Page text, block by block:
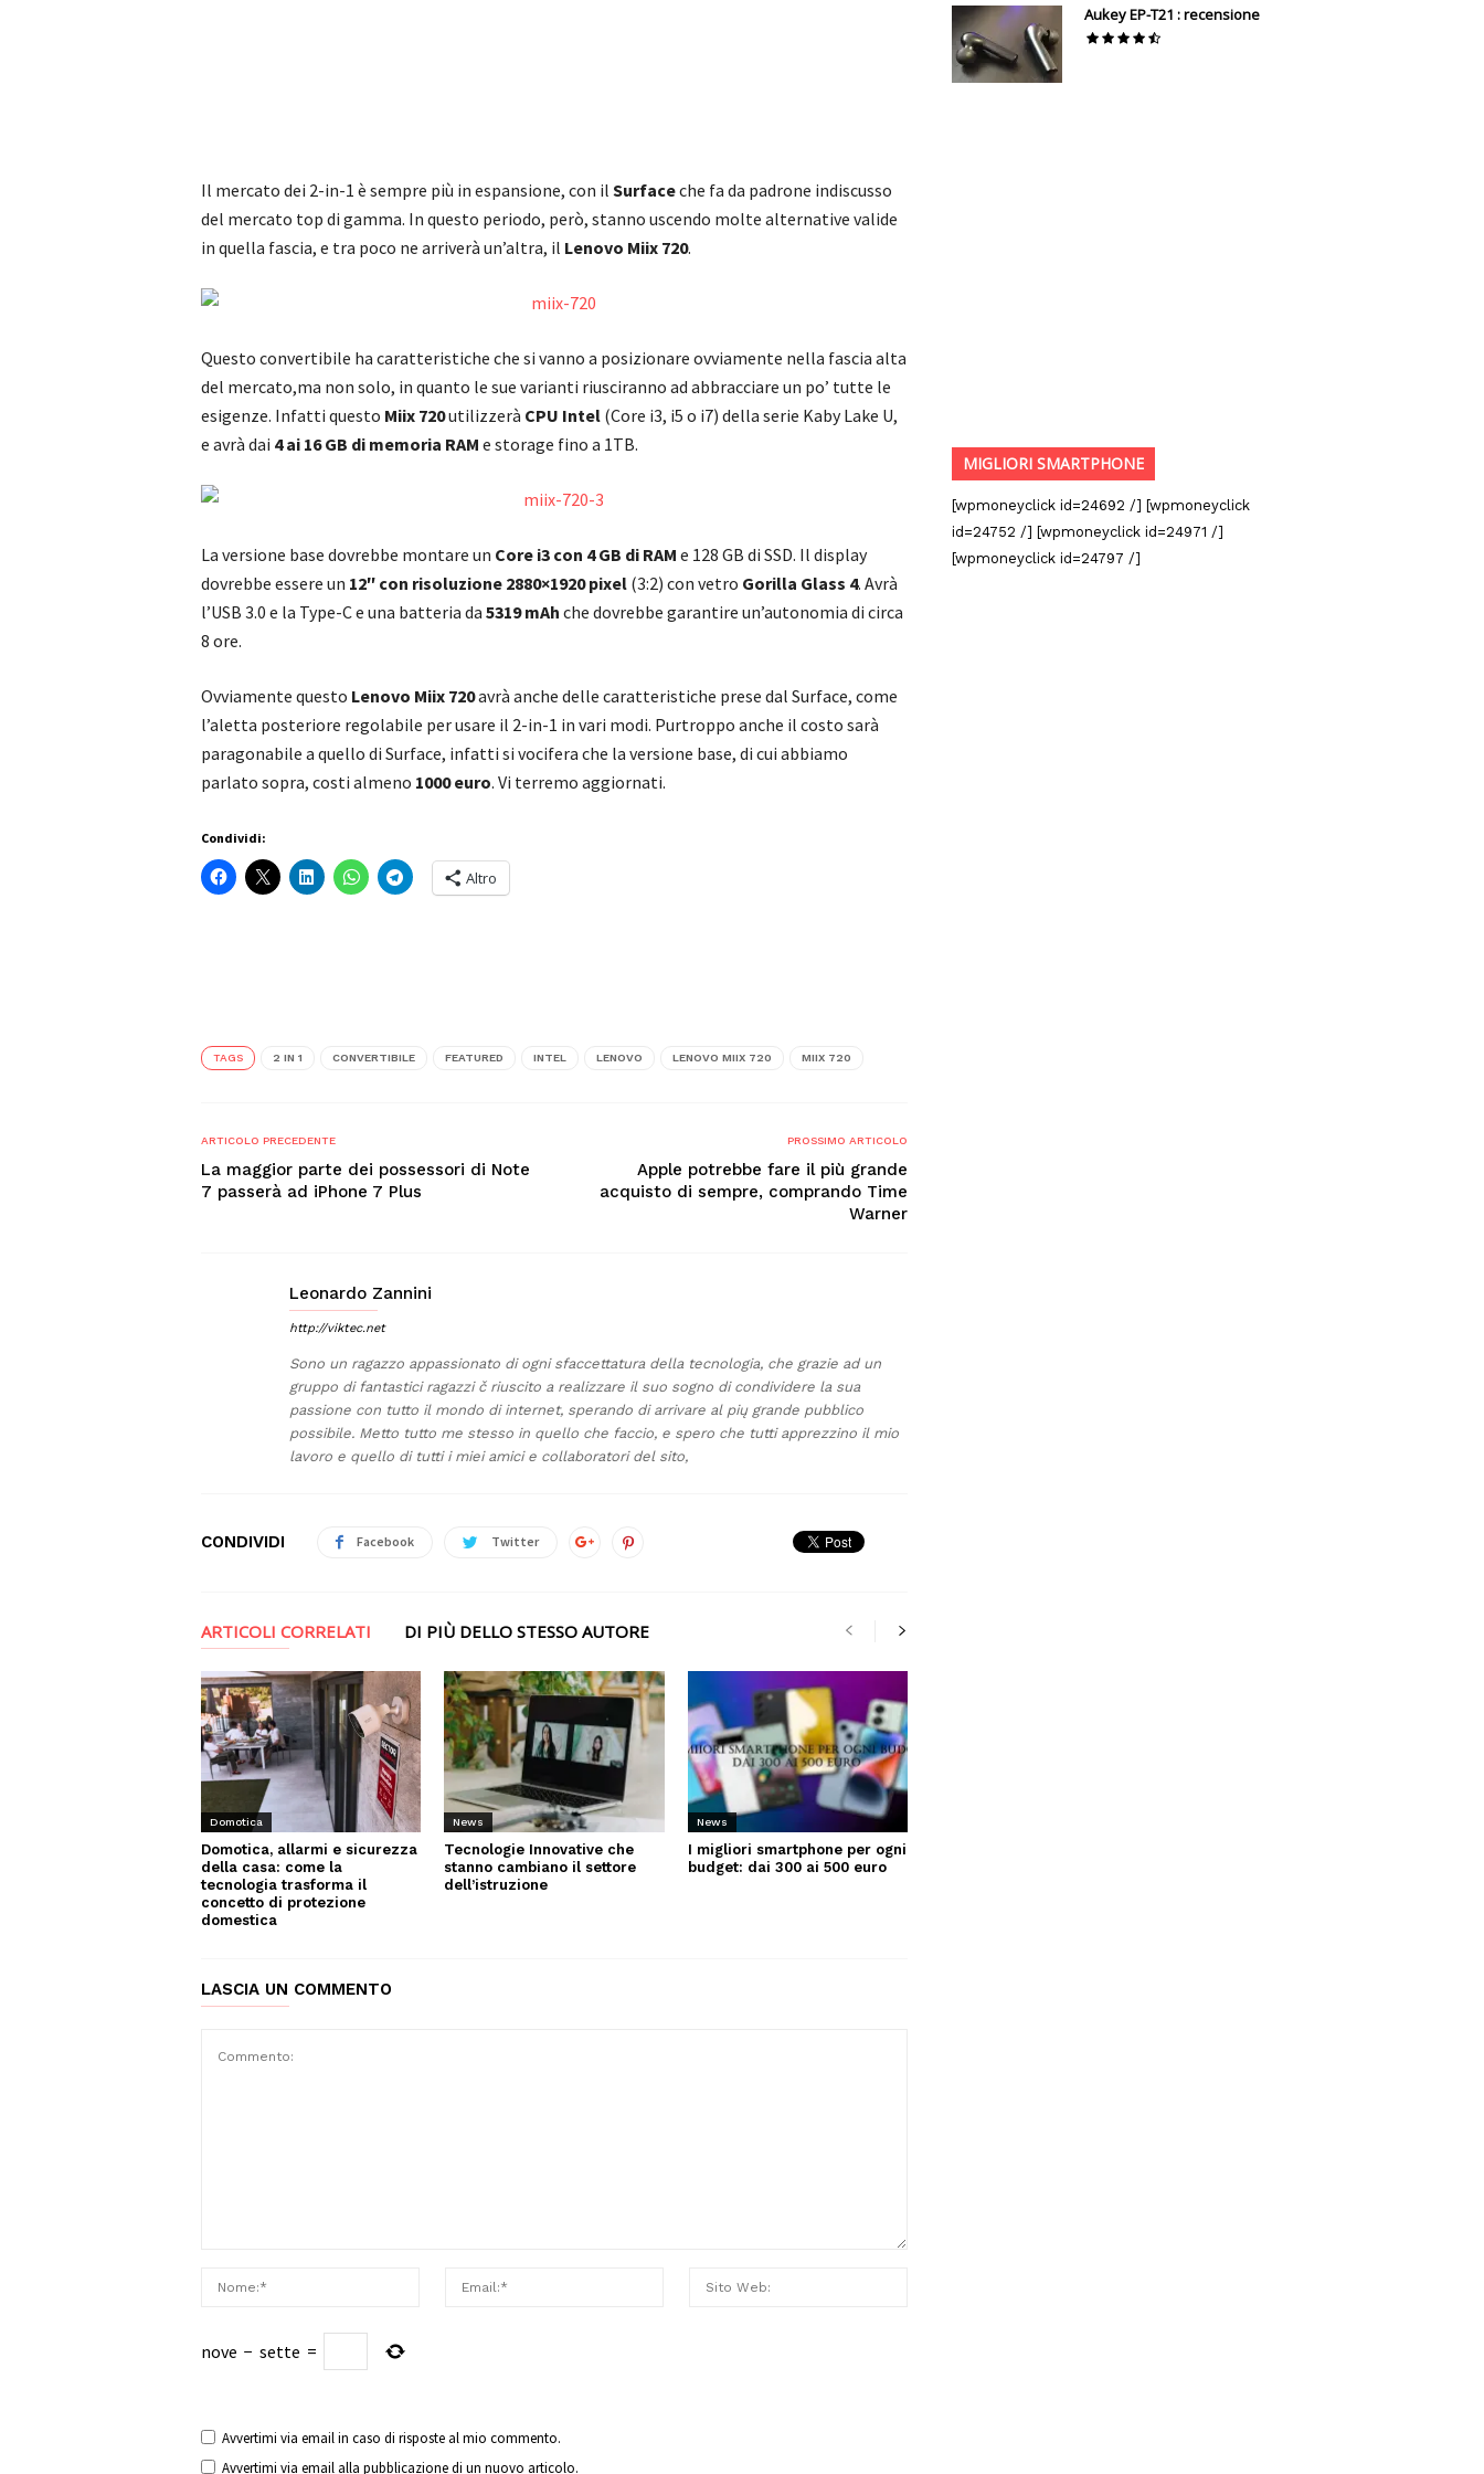
Il mercato dei 2-in-1 è sempre più in espansione, con il Surfaceche fa da padrone indiscusso
del mercato top di gamma. In questo periodo, però, stanno uscendo molte alternative valide
in quella fascia, e tra poco ne arriverà un’altra, il Lenovo Miix 720.
Questo convertibile ha caratteristiche che si vanno a posizionare ovviamente nella fascia alta
del mercato,ma non solo, in quanto le sue varianti riusciranno ad abbracciare un po’ tutte le
esigenze. Infatti questo Miix 720utilizzerà CPU Intel (Core i3, i5 o i7) della serie Kaby Lake U,
e avrà dai 4 ai 16 GB di memoria RAM e storage fino a 1TB.
La versione base dovrebbe montare un Core i3 con 4 GB di RAM e 128 GB di SSD. Il display
dovrebbe essere un 12″ con risoluzione 2880×1920 pixel (3:2) con vetro Gorilla Glass 4. Avrà
l’USB 3.0 e la Type-C e una batteria da 5319 mAh che dovrebbe garantire un’autonomia di circa
8 ore.
Ovviamente questo Lenovo Miix 720avrà anche delle caratteristiche prese dal Surface, come
l’aletta posteriore regolabile per usare il 2-in-1 in vari modi. Purtroppo anche il costo sarà
paragonabile a quello di Surface, infatti si vocifera che la versione base, di cui abbiamo
parlato sopra, costi almeno 1000 euro. Vi terremo aggiornati.
Condividi:
Altro
TAGS 2 IN 1 CONVERTIBILE FEATURED INTEL LENOVO LENOVO MIIX 720 MIIX 720
ARTICOLO PRECEDENTE
La maggior parte dei possessori di Note
7 passerà ad iPhone 7 Plus
PROSSIMO ARTICOLO
Apple potrebbe fare il più grande
acquisto di sempre, comprando Time
Warner
Leonardo Zannini
http://viktec.net
Sono un ragazzo appassionato di ogni sfaccettatura della tecnologia, che grazie ad un
gruppo di fantastici ragazzi č riuscito a realizzare il suo sogno di condividere la sua
passione con tutto il mondo di internet, sperando di arrivare al pių grande pubblico
possibile. Metto tutto me stesso in quello che faccio, e spero che tutti apprezzino il mio
lavoro e quello di tutti i miei amici e collaboratori del sito,
CONDIVIDI Facebook Twitter
ARTICOLI CORRELATI DI PIÙ DELLO STESSO AUTORE
Domotica
Domotica, allarmi e sicurezza
della casa: come la
tecnologia trasforma il
concetto di protezione
domestica
News
Tecnologie Innovative che
stanno cambiano il settore
dell’istruzione
News
I migliori smartphone per ogni
budget: dai 300 ai 500 euro
LASCIA UN COMMENTO
nove − sette =
Avvertimi via email in caso di risposte al mio commento.
Avvertimi via email alla pubblicazione di un nuovo articolo.
Aukey EP-T21 : recensione
MIGLIORI SMARTPHONE
[wpmoneyclick id=24692 /] [wpmoneyclick
id=24752 /] [wpmoneyclick id=24971 /]
[wpmoneyclick id=24797 /]